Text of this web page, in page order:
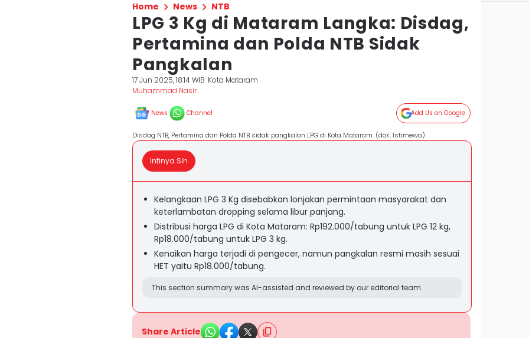
Home News NTB
LPG 3 Kg di Mataram Langka: Disdag,
Pertamina dan Polda NTB Sidak
Pangkalan
17 Jun 2025, 18:14 WIB Kota Mataram
Muhammad Nasir
News Channel Add Us on Google
Disdag NTB, Pertamina dan Polda NTB sidak pangkalan LPG di Kota Mataram. (dok. Istimewa)
Intinya Sih
Kelangkaan LPG 3 Kg disebabkan lonjakan permintaan masyarakat dan
keterlambatan dropping selama libur panjang.
Distribusi harga LPG di Kota Mataram: Rp192.000/tabung untuk LPG 12 kg,
Rp18.000/tabung untuk LPG 3 kg.
Kenaikan harga terjadi di pengecer, namun pangkalan resmi masih sesuai
HET yaitu Rp18.000/tabung.
This section summary was AI-assisted and reviewed by our editorial team.
Share Article